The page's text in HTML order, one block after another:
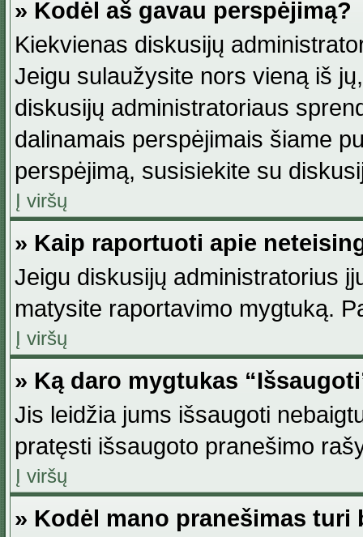
» Kodėl aš gavau perspėjimą?
Kiekvienas diskusijų
Jeigu sulaužysite nors vieną iš
diskusijų administratoriaus
dalinamais perspėjimais šiame
perspėjimą, susisiekite su
Į viršų
» Kaip raportuoti apie
Jeigu diskusijų administratorius
matysite raportavimo mygtuką.
Į viršų
» Ką daro mygtukas
Jis leidžia jums išsaugoti
pratęsti išsaugoto pranešimo
Į viršų
» Kodėl mano pranešimas